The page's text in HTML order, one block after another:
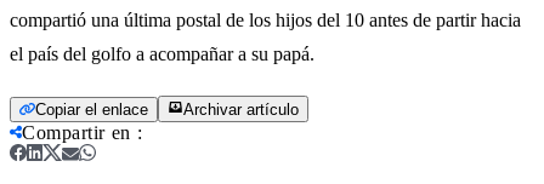
compartió una última postal de los hijos del 10 antes de partir hacia
el país del golfo a acompañar a su papá.
Copiar el enlace Archivar artículo
Compartir en :